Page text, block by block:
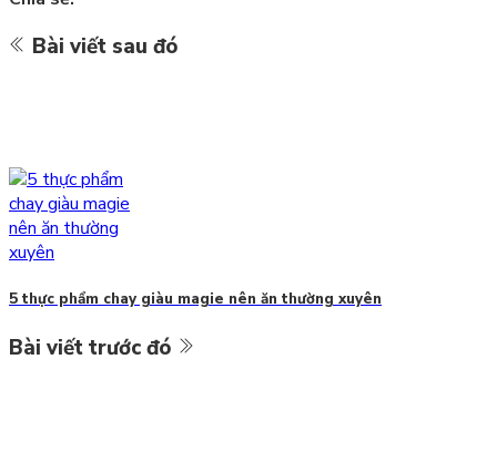
Bài viết sau đó
5 thực phẩm chay giàu magie nên ăn thường xuyên
Bài viết trước đó